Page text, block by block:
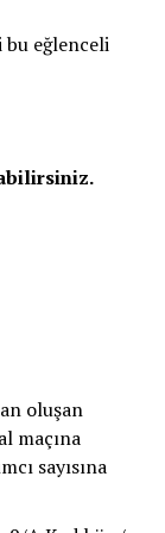
bu eğlenceli
oluşan
maçına
sayısına